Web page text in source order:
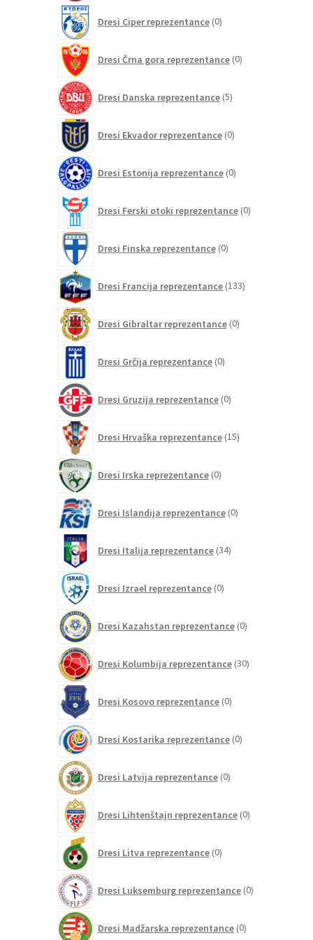
Dresi Ciper reprezentance 0izdelkov
Dresi Črna gora reprezentance 0izdelkov
Dresi Danska reprezentance 5izdelkov
Dresi Ekvador reprezentance 0izdelkov
Dresi Estonija reprezentance 0izdelkov
Dresi Ferski otoki reprezentance 0izdelkov
Dresi Finska reprezentance 0izdelkov
Dresi Francija reprezentance 133izdelkov
Dresi Gibraltar reprezentance 0izdelkov
Dresi Grčija reprezentance 0izdelkov
Dresi Gruzija reprezentance 0izdelkov
Dresi Hrvaška reprezentance 15izdelkov
Dresi Irska reprezentance 0izdelkov
Dresi Islandija reprezentance 0izdelkov
Dresi Italija reprezentance 34izdelkov
Dresi Izrael reprezentance 0izdelkov
Dresi Kazahstan reprezentance 0izdelkov
Dresi Kolumbija reprezentance 30izdelkov
Dresi Kosovo reprezentance 0izdelkov
Dresi Kostarika reprezentance 0izdelkov
Dresi Latvija reprezentance 0izdelkov
Dresi Lihtenštajn reprezentance 0izdelkov
Dresi Litva reprezentance 0izdelkov
Dresi Luksemburg reprezentance 0izdelkov
Dresi Madžarska reprezentance 0izdelkov